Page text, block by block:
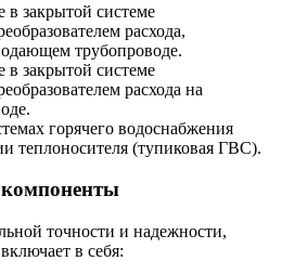
в закрытой системе
расхода,
трубопроводе.
в закрытой системе
расхода на
горячего водоснабжения
теплоносителя (тупиковая ГВС).
точности и надежности,
в себя: